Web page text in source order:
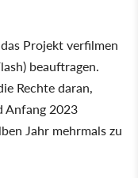
Projekt verfilmen
beauftragen.
Rechte daran,
Anfang 2023
Jahr mehrmals zu